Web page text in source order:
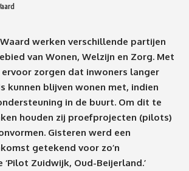
werken verschillende partijen
van Wonen, Welzijn en Zorg. Met
zorgen dat inwoners langer
kunnen blijven wonen met, indien
in de buurt. Om dit te
houden zij proefprojecten (pilots)
Gisteren werd een
getekend voor zo’n
Zuidwijk, Oud-Beijerland.’